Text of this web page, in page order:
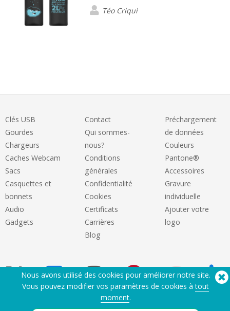
Téo Criqui
Clés USB
Gourdes
Chargeurs
Caches Webcam
Sacs
Casquettes et
bonnets
Audio
Gadgets
Contact
Qui sommes-
nous?
Conditions
générales
Confidentialité
Cookies
Certificats
Carrières
Blog
Préchargement
de données
Couleurs
Pantone®
Accessoires
Gravure
individuelle
Ajouter votre
logo
Besoin d'aide? Tel :(650) 938-3500 (US)
Nous avons utilisé des cookies pour améliorer notre site.
Vous pouvez modifier vos paramètres de cookies àtout
moment.